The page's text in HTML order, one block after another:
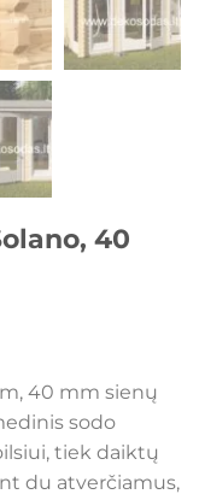
40
40 mm sienų
sodo
tiek daiktų
du atverčiamus,